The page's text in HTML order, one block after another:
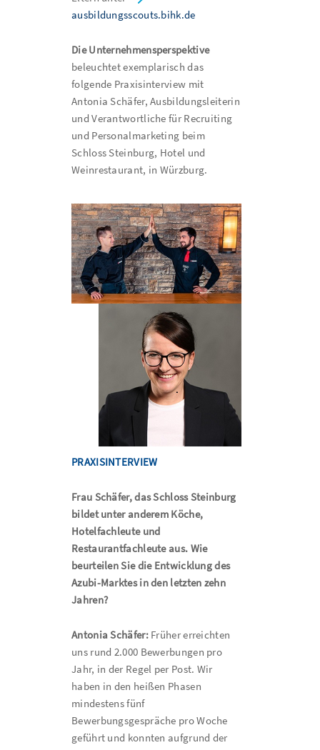
ausbildungsscouts.bihk.de
Die Unternehmensperspektive
beleuchtet exemplarisch das
folgende Praxisinterview mit
Antonia Schäfer, Ausbildungsleiterin
und Verantwortliche für Recruiting
und Personalmarketing beim
Schloss Steinburg, Hotel und
Weinrestaurant, in Würzburg.
PRAXISINTERVIEW
Frau Schäfer, das Schloss Steinburg
bildet unter anderem Köche,
Hotelfachleute und
Restaurantfachleute aus. Wie
beurteilen Sie die Entwicklung des
Azubi-Marktes in den letzten zehn
Jahren?
Antonia Schäfer:Früher erreichten
uns rund 2.000 Bewerbungen pro
Jahr, in der Regel per Post. Wir
haben in den heißen Phasen
mindestens fünf
Bewerbungsgespräche pro Woche
geführt und konnten aufgrund der